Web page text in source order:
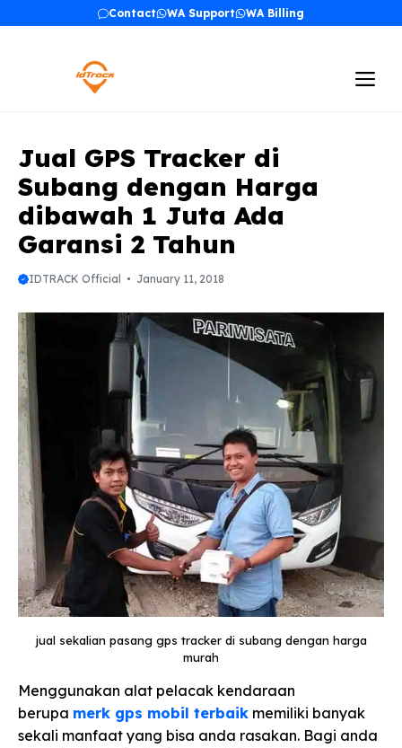
Contact WA Support WA Billing
Jual GPS Tracker di
Subang dengan Harga
dibawah 1 Juta Ada
Garansi 2 Tahun
IDTRACK Official January 11, 2018
jual sekalian pasang gps tracker di subang dengan harga
murah
Menggunakan alat pelacak kendaraan
berupa merk gps mobil terbaik memiliki banyak
sekali manfaat yang bisa anda rasakan. Bagi anda